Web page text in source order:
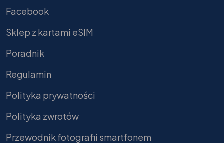
Facebook
Sklep z kartami eSIM
Poradnik
Regulamin
Polityka prywatności
Polityka zwrotów
Przewodnik fotografii smartfonem